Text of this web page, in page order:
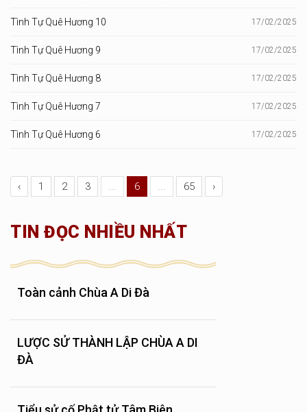
Tình Tự Quê Hương 10 17/02/2025
Tình Tự Quê Hương 9 17/02/2025
Tình Tự Quê Hương 8 17/02/2025
Tình Tự Quê Hương 7 17/02/2025
Tình Tự Quê Hương 6 17/02/2025
‹ 1 2 3 ... 6 ... 65 ›
TIN ĐỌC NHIỀU NHẤT
Toàn cảnh Chùa A Di Đà
LƯỢC SỬ THÀNH LẬP CHÙA A DI
ĐÀ